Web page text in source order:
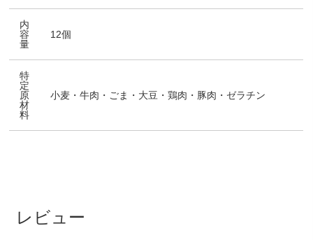
内
容
量
12個
特
定
原
材
料
小麦・牛肉・ごま・大豆・鶏肉・豚肉・ゼラチン
レビュー